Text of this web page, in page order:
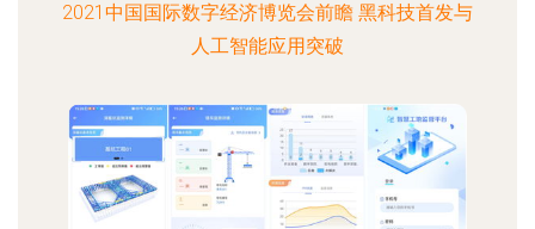
2021中国国际数字经济博览会前瞻 黑科技首发与
人工智能应用突破